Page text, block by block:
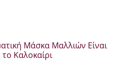
Μάσκα Μαλλιών Είναι
το Καλοκαίρι